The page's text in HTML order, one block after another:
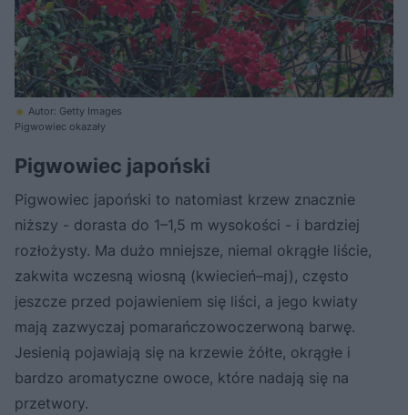
Autor: Getty Images
Pigwowiec okazały
Pigwowiec japoński
Pigwowiec japoński to natomiast krzew znacznie
niższy - dorasta do 1–1,5 m wysokości - i bardziej
rozłożysty. Ma dużo mniejsze, niemal okrągłe liście,
zakwita wczesną wiosną (kwiecień–maj), często
jeszcze przed pojawieniem się liści, a jego kwiaty
mają zazwyczaj pomarańczowoczerwoną barwę.
Jesienią pojawiają się na krzewie żółte, okrągłe i
bardzo aromatyczne owoce, które nadają się na
przetwory.